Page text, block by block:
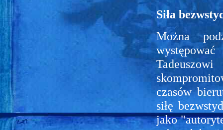
Siła
Można
czasów
siłę
jako